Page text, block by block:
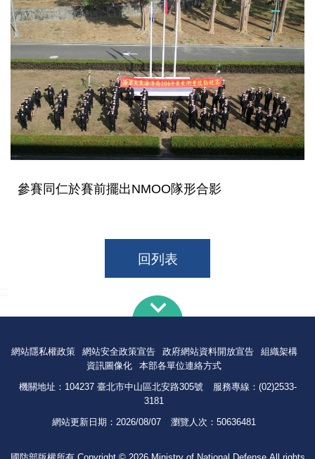
參賽同仁於賽前擺出NMOO隊形合影
回列表
網站隱私權政策 網站安全政策宣告 政府網站資料開放宣告
組織架構
資訊圖像化
本部各單位連絡方式
機關地址：104237 臺北市中山區北安路305號
服務專線：(02)2533-
3181
網站更新日期： 2026/08/07 瀏覽人次： 50636481